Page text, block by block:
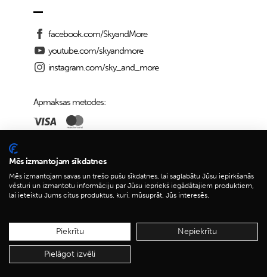
facebook.com/SkyandMore
youtube.com/skyandmore
instagram.com/sky_and_more
Apmaksas metodes:
Piegādes iespējas:
Mēs izmantojam sīkdatnes
Mēs izmantojam savas un trešo pušu sīkdatnes, lai saglabātu Jūsu iepirkšanās
vēsturi un izmantotu informāciju par Jūsu iepriekš iegādātajiem produktiem,
lai ieteiktu Jums citus produktus, kuri, mūsuprāt, Jūs interesēs.
Piekrītu Nepiekrītu
Pielāgot izvēli